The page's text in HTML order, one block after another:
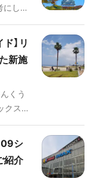
して
】リ
新施
くう
クスで
園内4
ヨガ
る温
シ
紹介